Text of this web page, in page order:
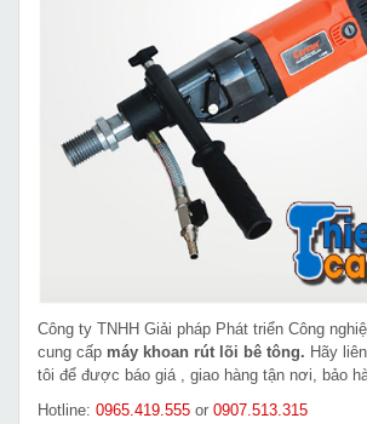
Công ty TNHH Giải pháp Phát triển Công
cung cấp máy khoan rút lõi bê tông. Hãy
tôi để được báo giá , giao hàng tận nơi, bảo
Hotline: 0965.419.555 or 0907.513.315